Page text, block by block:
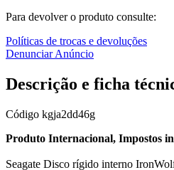
Para devolver o produto consulte:
Políticas de trocas e devoluções
Denunciar Anúncio
Descrição e ficha
Código kgja2dd46g
Produto Internacional, Impostos
Seagate Disco rígido interno